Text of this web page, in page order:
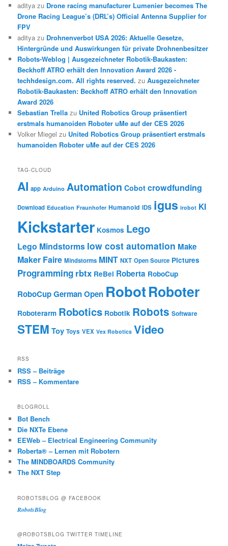
aditya zu Drone racing manufacturer Lumenier becomes The
Drone Racing League’s (DRL’s) Official Antenna Supplier for
FPV
aditya zu Drohnenverbot USA 2026: Aktuelle Gesetze,
Hintergründe und Auswirkungen für private Drohnenbesitzer
Robots-Weblog | Ausgezeichneter Robotik-Baukasten:
Beckhoff ATRO erhält den Innovation Award 2026 -
techhdesign.com. All rights reserved. zuAusgezeichneter
Robotik-Baukasten: Beckhoff ATRO erhält den Innovation
Award 2026
Sebastian Trella zu United Robotics Group präsentiert
erstmals humanoiden Roboter uMe auf der CES 2026
Volker Miegel zu United Robotics Group präsentiert erstmals
humanoiden Roboter uMe auf der CES 2026
TAG-CLOUD
AI app Arduino Automation Cobot crowdfunding
Download Education Fraunhofer Humanoid IDS igus irobot KI
Kickstarter Kosmos Lego
Lego Mindstorms low cost automation Make
Maker Faire Mindstorms MINT NXT Open Source Pictures
Programming rbtx ReBel Roberta RoboCup
RoboCup German Open RobotRoboter
Roboterarm Robotics Robotik Robots Software
STEM Toy Toys VEX Vex Robotics Video
RSS
RSS – Beiträge
RSS – Kommentare
BLOGROLL
Bot Bench
Die NXTe Ebene
EEWeb – Electrical Engineering Community
Roberta® – Lernen mit Robotern
The MINDBOARDS Community
The NXT Step
ROBOTSBLOG @ FACEBOOK
RobotsBlog
@ROBOTSBLOG TWITTER TIMELINE